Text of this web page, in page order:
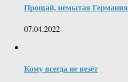
Прощай, немытая Германия
07.04.2022
Кому всегда не везёт